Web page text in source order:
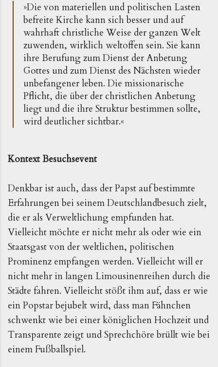
»Die von materiellen und politischen Lasten
befreite Kirche kann sich besser und auf
wahrhaft christliche Weise der ganzen Welt
zuwenden, wirklich weltoffen sein. Sie kann
ihre Berufung zum Dienst der Anbetung
Gottes und zum Dienst des Nächsten wieder
unbefangener leben. Die missionarische
Pflicht, die über der christlichen Anbetung
liegt und die ihre Struktur bestimmen sollte,
wird deutlicher sichtbar.«
Kontext Besuchsevent
Denkbar ist auch, dass der Papst auf bestimmte
Erfahrungen bei seinem Deutschlandbesuch zielt,
die er als Verweltlichung empfunden hat.
Vielleicht möchte er nicht mehr als oder wie ein
Staatsgast von der weltlichen, politischen
Prominenz empfangen werden. Vielleicht will er
nicht mehr in langen Limousinenreihen durch die
Städte fahren. Vielleicht stößt ihm auf, dass er wie
ein Popstar bejubelt wird, dass man Fähnchen
schwenkt wie bei einer königlichen Hochzeit und
Transparente zeigt und Sprechchöre brüllt wie bei
einem Fußballspiel.